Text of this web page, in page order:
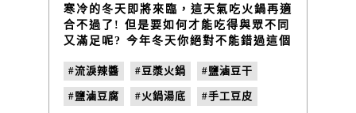
寒冷的冬天即將來臨，這天氣吃火鍋再適
合不過了! 但是要如何才能吃得與眾不同
又滿足呢? 今年冬天你絕對不能錯過這個
與流淚辣醬互相搭配，煮出濃郁又辛香的
好湯頭，再放入美味的豆干、豆腐，「流
淚辣醬濃郁豆漿火鍋」絕對是一鍋值得期
#流淚辣醬 #豆漿火鍋 #鹽滷豆干
#鹽滷豆腐 #火鍋湯底 #手工豆皮